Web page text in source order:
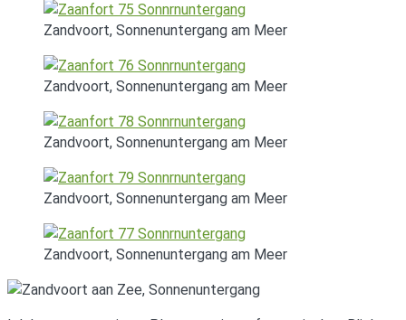
Zandvoort, Sonnenuntergang am Meer
Zandvoort, Sonnenuntergang am Meer
Zandvoort, Sonnenuntergang am Meer
Zandvoort, Sonnenuntergang am Meer
Zandvoort, Sonnenuntergang am Meer